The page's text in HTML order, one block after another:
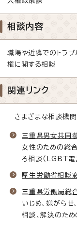
相談内容
職場や近隣でのトラブ
権に関する相談
関連リンク
さまざまな相談機関
三重県男女共同参
女性のための総
ろ相談（LGBT電
厚生労働省相談
三重県労働局総
いじめ、嫌がらせ
相談、解決のた